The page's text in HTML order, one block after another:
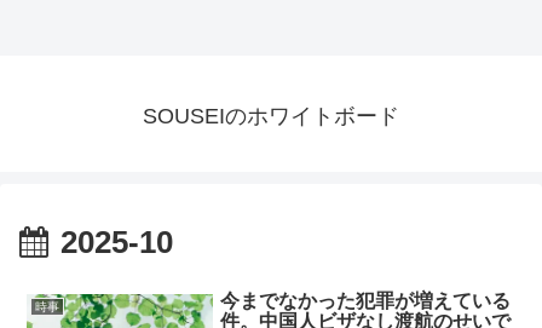
SOUSEIのホワイトボード
2025-10
時事
今までなかった犯罪が増えている
件。中国人ビザなし渡航のせいで